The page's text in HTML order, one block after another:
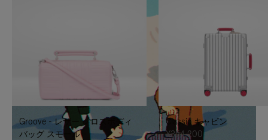
TO
IT
UNMUTE
IT
Groove - レザー クロスボディ
バッグ スモール
Classic キャビン
¥354,200